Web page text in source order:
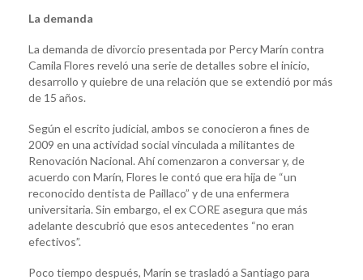
La demanda
La demanda de divorcio presentada por Percy Marín contra
Camila Flores reveló una serie de detalles sobre el inicio,
desarrollo y quiebre de una relación que se extendió por más
de 15 años.
Según el escrito judicial, ambos se conocieron a fines de
2009 en una actividad social vinculada a militantes de
Renovación Nacional. Ahí comenzaron a conversar y, de
acuerdo con Marín, Flores le contó que era hija de “un
reconocido dentista de Paillaco” y de una enfermera
universitaria. Sin embargo, el ex CORE asegura que más
adelante descubrió que esos antecedentes “no eran
efectivos”.
Poco tiempo después, Marín se trasladó a Santiago para